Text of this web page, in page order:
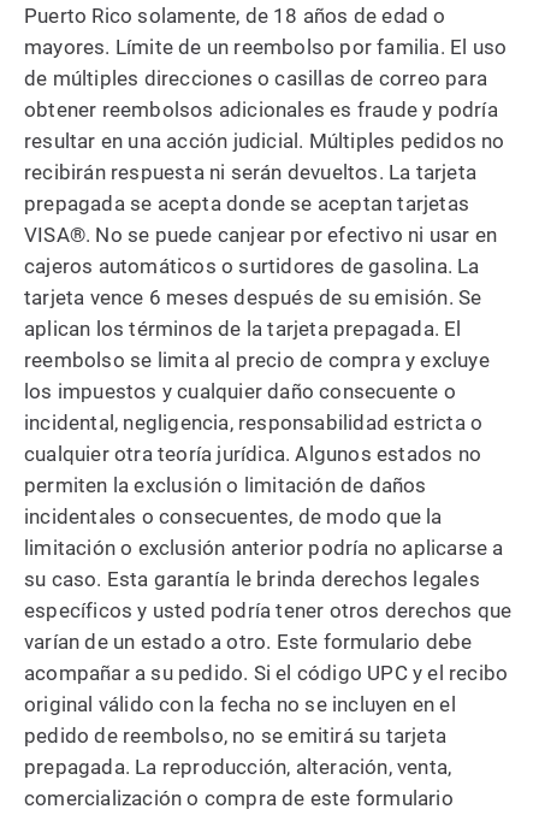
Puerto Rico solamente, de 18 años de edad o
mayores. Límite de un reembolso por familia. El uso
de múltiples direcciones o casillas de correo para
obtener reembolsos adicionales es fraude y podría
resultar en una acción judicial. Múltiples pedidos no
recibirán respuesta ni serán devueltos. La tarjeta
prepagada se acepta donde se aceptan tarjetas
VISA®. No se puede canjear por efectivo ni usar en
cajeros automáticos o surtidores de gasolina. La
tarjeta vence 6 meses después de su emisión. Se
aplican los términos de la tarjeta prepagada. El
reembolso se limita al precio de compra y excluye
los impuestos y cualquier daño consecuente o
incidental, negligencia, responsabilidad estricta o
cualquier otra teoría jurídica. Algunos estados no
permiten la exclusión o limitación de daños
incidentales o consecuentes, de modo que la
limitación o exclusión anterior podría no aplicarse a
su caso. Esta garantía le brinda derechos legales
específicos y usted podría tener otros derechos que
varían de un estado a otro. Este formulario debe
acompañar a su pedido. Si el código UPC y el recibo
original válido con la fecha no se incluyen en el
pedido de reembolso, no se emitirá su tarjeta
prepagada. La reproducción, alteración, venta,
comercialización o compra de este formulario